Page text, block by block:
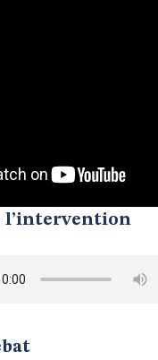
l’intervention